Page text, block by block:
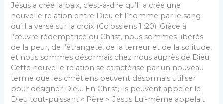
Jésus a créé la paix, c’est-à-dire qu’Il a créé une
nouvelle relation entre Dieu et l’homme par le sang
qu’Il a versé sur la croix (Colossiens 1 :20). Grâce à
l’œuvre rédemptrice du Christ, nous sommes libérés
de la peur, de l’étrangeté, de la terreur et de la solitude,
et nous sommes désormais chez nous auprès de Dieu.
Cette nouvelle relation se caractérise par un nouveau
terme que les chrétiens peuvent désormais utiliser
pour désigner Dieu. En Christ, ils peuvent appeler le
Dieu tout-puissant « Père ». Jésus Lui-même appelait